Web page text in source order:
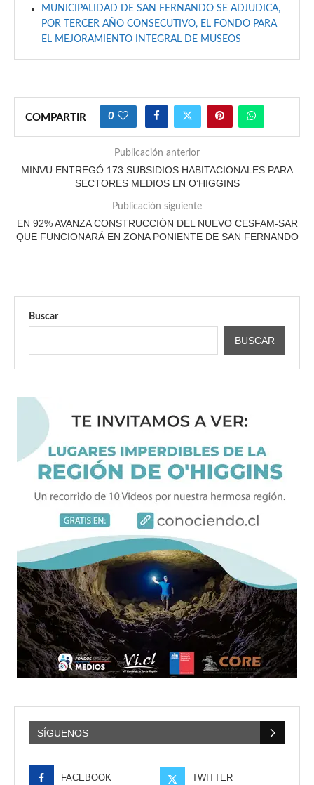
MUNICIPALIDAD DE SAN FERNANDO SE ADJUDICA,
POR TERCER AÑO CONSECUTIVO, EL FONDO PARA
EL MEJORAMIENTO INTEGRAL DE MUSEOS
COMPARTIR 0
Publicación anterior
MINVU ENTREGÓ 173 SUBSIDIOS HABITACIONALES PARA
SECTORES MEDIOS EN O’HIGGINS
Publicación siguiente
EN 92% AVANZA CONSTRUCCIÓN DEL NUEVO CESFAM-SAR
QUE FUNCIONARÁ EN ZONA PONIENTE DE SAN FERNANDO
Buscar
BUSCAR
SÍGUENOS
FACEBOOK TWITTER